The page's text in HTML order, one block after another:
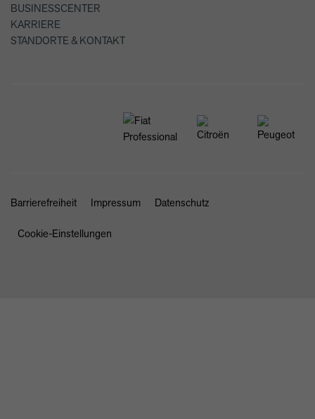
BUSINESSCENTER
KARRIERE
STANDORTE & KONTAKT
Barrierefreiheit Impressum Datenschutz
Cookie-Einstellungen